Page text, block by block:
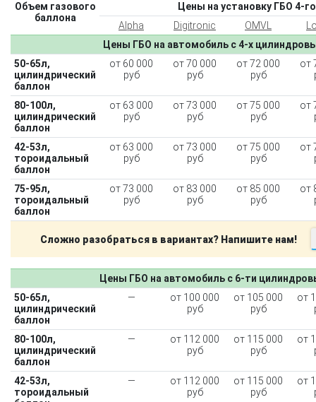
Объем газового
баллона
Цены на установку ГБО 4-
Alpha
Digitronic OMVL
Цены ГБО на автомобиль с 4-х
50-65л,
цилиндрический
баллон
от 60 000
руб
от 70 000
руб
от 72 000
руб
от
80-100л,
цилиндрический
баллон
от 63 000
руб
от 73 000
руб
от 75 000
руб
от
42-53л,
тороидальный
баллон
от 63 000
руб
от 73 000
руб
от 75 000
руб
от
75-95л,
тороидальный
баллон
от 73 000
руб
от 83 000
руб
от 85 000
руб
от
Сложно разобраться в вариантах? Напишите нам!
Цены ГБО на автомобиль с 6-ти
50-65л,
цилиндрический
баллон
—
от 100 000
руб
от 105 000
руб
от
80-100л,
цилиндрический
баллон
—
от 112 000
руб
от 115 000
руб
от
42-53л,
тороидальный
—
от 112 000
руб
от 115 000
руб
от